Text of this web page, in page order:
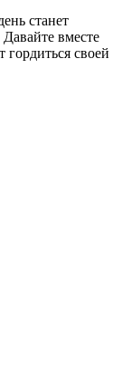
станет
вместе
гордиться своей